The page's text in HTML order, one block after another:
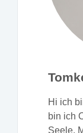
Hi ich
bin ich
Seele.